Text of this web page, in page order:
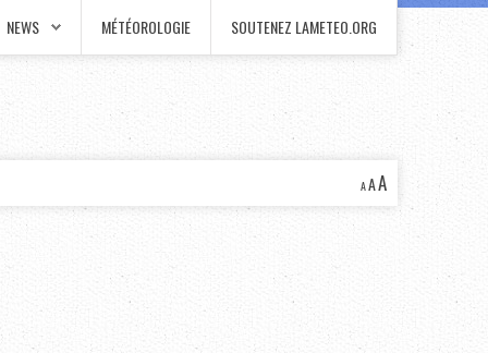
NEWS MÉTÉOROLOGIE SOUTENEZ LAMETEO.ORG
AAA